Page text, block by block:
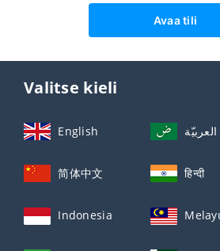
Avaa tili
Valitse kieli
English العربيّة
简体中文 हिन्दी
Indonesia